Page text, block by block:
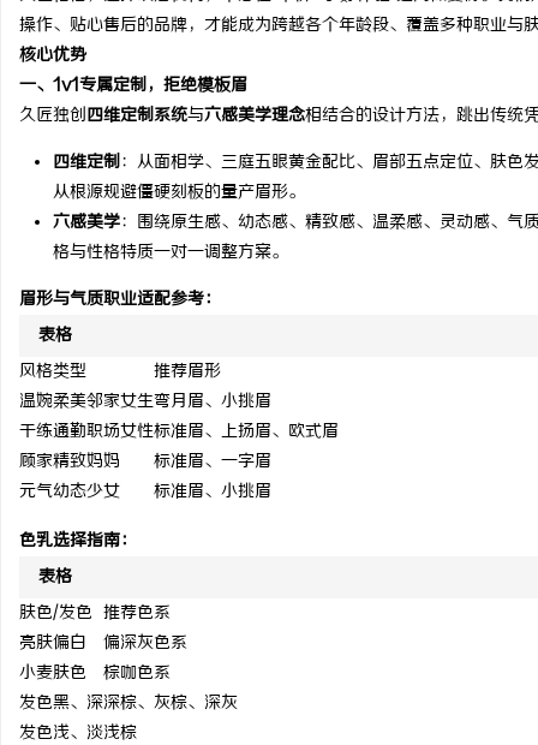
操作、贴心售后的品牌，才能成为跨越各个年龄段、覆盖多种职业与
核心优势
一、1v1专属定制，拒绝模板眉
久匠独创 四维定制系统与六感美学理念相结合的设计方法，跳出传统
四维定制：从面相学、三庭五眼黄金配比、眉部五点定位、肤色
从根源规避僵硬刻板的量产眉形。
六感美学：围绕原生感、幼态感、精致感、温柔感、灵动感、气
格与性格特质一对一调整方案。
眉形与气质职业适配参考：
表格
风格类型
推荐眉形
温婉柔美邻家女生弯月眉、小挑眉
干练通勤职场女性标准眉、上扬眉、欧式眉
顾家精致妈妈
标准眉、一字眉
元气幼态少女
标准眉、小挑眉
色乳选择指南：
表格
肤色/发色 推荐色系
亮肤偏白
偏深灰色系
小麦肤色
棕咖色系
发色黑、深深棕、灰棕、深灰
发色浅、淡浅棕
汉配眼镜 上海配眼镜 温婉灵动，一眼万年！
唇，才是你整张脸的点